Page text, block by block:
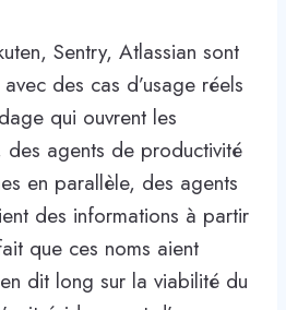
Sentry, Atlassian sont
des cas d’usage réels
qui ouvrent les
des agents de productivité
en parallèle, des agents
des informations à partir
que ces noms aient
dit long sur la viabilité du